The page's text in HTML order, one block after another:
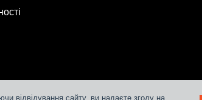
відвідування сайту, ви надаєте згоду на